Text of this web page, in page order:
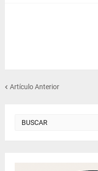
Artículo Anterior